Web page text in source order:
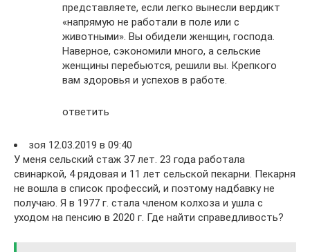
представляете, если легко вынесли вердикт
«напрямую не работали в поле или с
животными». Вы обидели женщин, господа.
Наверное, сэкономили много, а сельские
женщины перебьются, решили вы. Крепкого
вам здоровья и успехов в работе.
ответить
зоя 12.03.2019 в 09:40
У меня сельский стаж 37 лет. 23 года работала
свинаркой, 4 рядовая и 11 лет сельской пекарни. Пекарня
не вошла в список профессий, и поэтому надбавку не
получаю. Я в 1977 г. стала членом колхоза и ушла с
уходом на пенсию в 2020 г. Где найти справедливость?